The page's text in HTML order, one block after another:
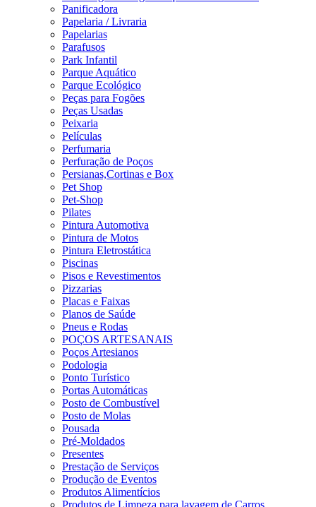
Panificadora
Papelaria / Livraria
Papelarias
Parafusos
Park Infantil
Parque Aquático
Parque Ecológico
Peças para Fogões
Peças Usadas
Peixaria
Películas
Perfumaria
Perfuração de Poços
Persianas,Cortinas e Box
Pet Shop
Pet-Shop
Pilates
Pintura Automotiva
Pintura de Motos
Pintura Eletrostática
Piscinas
Pisos e Revestimentos
Pizzarias
Placas e Faixas
Planos de Saúde
Pneus e Rodas
POÇOS ARTESANAIS
Poços Artesianos
Podologia
Ponto Turístico
Portas Automáticas
Posto de Combustível
Posto de Molas
Pousada
Pré-Moldados
Presentes
Prestação de Serviços
Produção de Eventos
Produtos Alimentícios
Produtos de Limpeza para lavagem de Carros